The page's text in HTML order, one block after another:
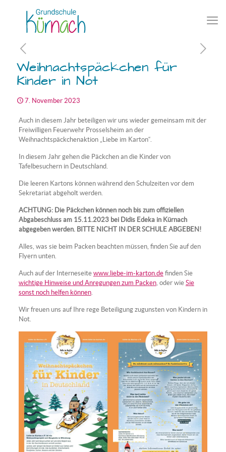
Weihnachtspäckchen für
Kinder in Not
7. November 2023
Auch in diesem Jahr beteiligen wir uns wieder gemeinsam mit der
Freiwilligen Feuerwehr Prosselsheim an der
Weihnachtspäckchenaktion „Liebe im Karton“.
In diesem Jahr gehen die Päckchen an die Kinder von
Tafelbesuchern in Deutschland.
Die leeren Kartons können während den Schulzeiten vor dem
Sekretariat abgeholt werden.
ACHTUNG: Die Päckchen können noch bis zum offiziellen
Abgabeschluss am 15.11.2023 bei Didis Edeka in Kürnach
abgegeben werden. BITTE NICHT IN DER SCHULE ABGEBEN!
Alles, was sie beim Packen beachten müssen, finden Sie auf den
Flyern unten.
Auch auf der Interneseite www.liebe-im-karton.definden Sie
wichtige Hinweise und Anregungen zum Packen, oder wie Sie
sonst noch helfen können.
Wir freuen uns auf Ihre rege Beteiligung zugunsten von Kindern in
Not.